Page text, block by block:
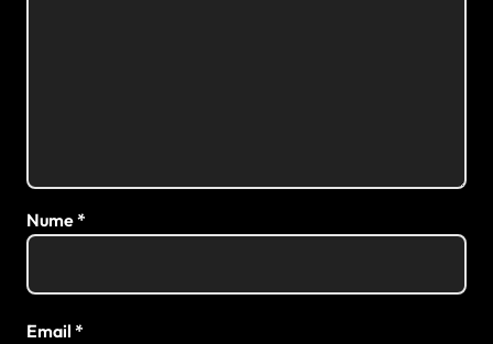
Nume*
Email *